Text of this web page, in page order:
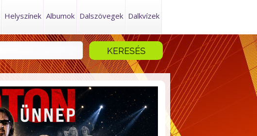
Helyszínek Albumok Dalszövegek Dalkvízek